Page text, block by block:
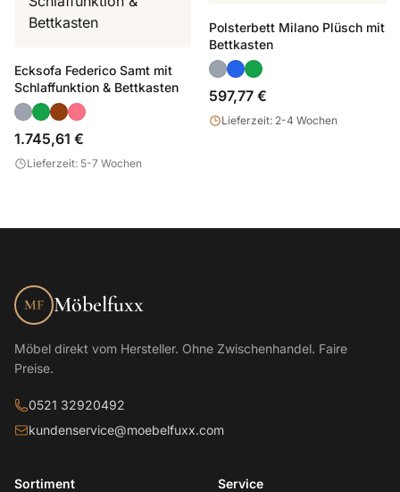
Ecksofa Federico Samt mit
Schlaffunktion & Bettkasten
1.745,61 €
Lieferzeit: 5-7 Wochen
Polsterbett Milano Plüsch mit
Bettkasten
597,77 €
Lieferzeit: 2-4 Wochen
MF Möbelfuxx
Möbel direkt vom Hersteller. Ohne Zwischenhandel. Faire
Preise.
0521 32920492
kundenservice@moebelfuxx.com
Sortiment Service